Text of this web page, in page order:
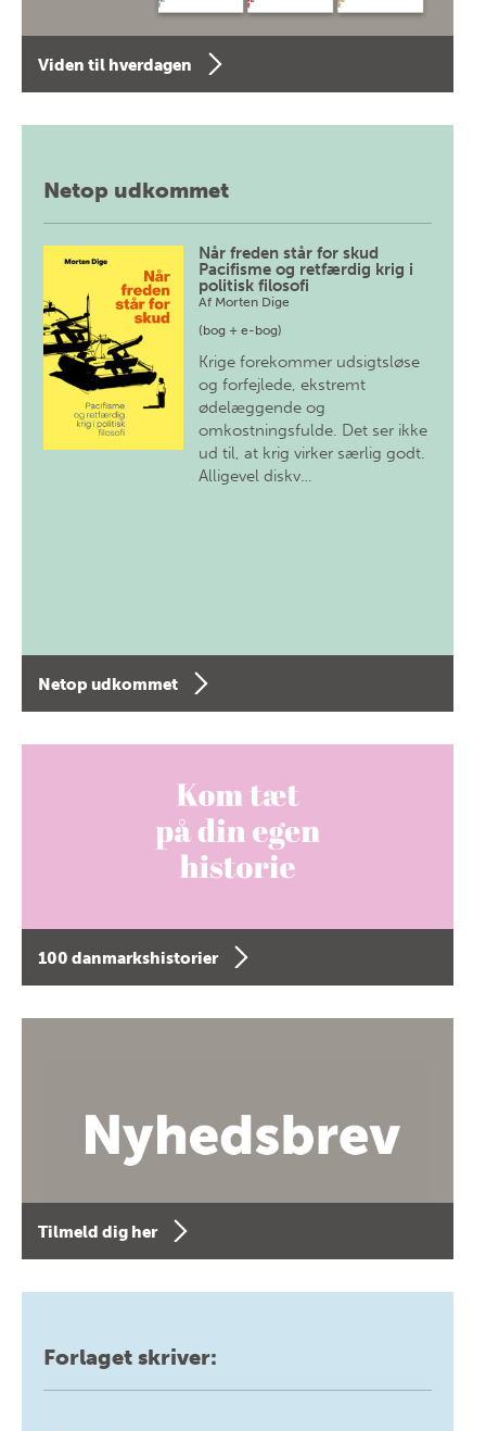
Viden til hverdagen
Netop udkommet
Når freden står for skud
Pacifisme og retfærdig krig i
politisk filosofi
Af Morten Dige
(bog + e-bog)
Krige forekommer udsigtsløse
og forfejlede, ekstremt
ødelæggende og
omkostningsfulde. Det ser ikke
ud til, at krig virker særlig godt.
Alligevel diskv…
Netop udkommet
100 danmarkshistorier
Tilmeld dig her
Forlaget skriver: